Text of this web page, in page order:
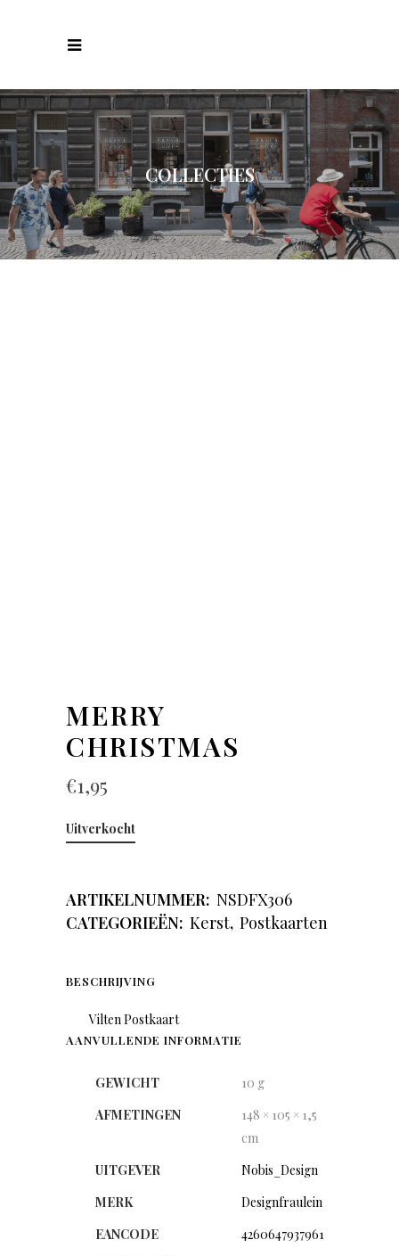
COLLECTIES
MERRY
CHRISTMAS
€1,95
Uitverkocht
ARTIKELNUMMER: NSDFX306
CATEGORIEËN: Kerst, Postkaarten
BESCHRIJVING
Vilten Postkaart
AANVULLENDE INFORMATIE
GEWICHT
10 g
AFMETINGEN
148 × 105 × 1,5
cm
UITGEVER
Nobis_Design
MERK
Designfraulein
EANCODE
4260647937961